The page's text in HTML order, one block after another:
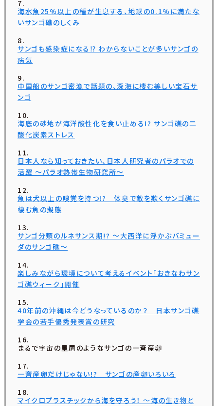
海水魚25%以上の種が生息する、地球の0.1%に満たな
いサンゴ礁のしくみ
サンゴも感染症になる⁉ わからないことが多いサンゴの
病気
中国船のサンゴ密漁で話題の、深海に棲む美しい宝石サ
ンゴ
海底の砂地が海洋酸性化を食い止める!? サンゴ礁の二
酸化炭素ストレス
日本人なら知っておきたい、日本人研究者のパラオでの
活躍 ～パラオ熱帯生物研究所～
魚は犬以上の嗅覚を持つ!? 体臭で敵を欺くサンゴ礁に
棲む魚の擬態
サンゴ分類のルネサンス期!? ～大西洋に浮かぶバミュー
ダのサンゴ礁～
楽しみながら環境について考えるイベント「おきなわサン
ゴ礁ウィーク」開催
40年前の沖縄は今どうなっているのか？ 日本サンゴ礁
学会の若手優秀発表賞の研究
まるで宇宙の星屑のようなサンゴの一斉産卵
一斉産卵だけじゃない!? サンゴの産卵いろいろ
マイクロプラスチックから海を守ろう！ ～海の生き物と